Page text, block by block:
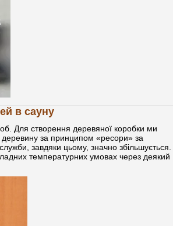
в сауну
Для створення деревяної коробки ми
деревину за принципом «ресори» за
завдяки цьому, значно збільшується.
температурних умовах через деякий